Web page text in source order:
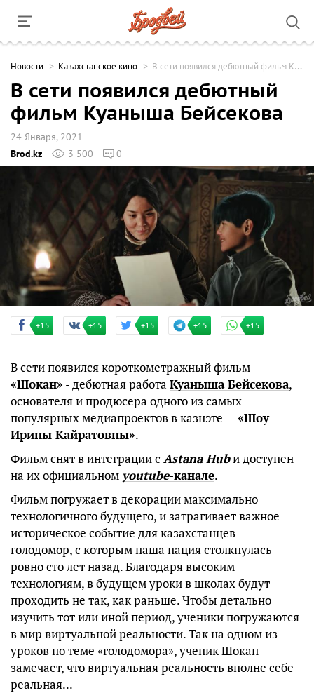
Новости Казахстанское кино В сети появился дебютный фильм Куаныша Бейсекова
В сети появился дебютный
фильм Куаныша Бейсекова
24 Января, 2021
Brod.kz
3 500 0
+15 +15 +15 +15 +15
В сети появился короткометражный фильм
«Шокан» - дебютная работа Куаныша Бейсекова,
основателя и продюсера одного из самых
популярных медиапроектов в казнэте —«Шоу
Ирины Кайратовны».
Фильм снят в интеграции с Astana Hubи доступен
на их официальном youtube-канале.
Фильм погружает в декорации максимально
технологичного будущего, и затрагивает важное
историческое событие для казахстанцев —
голодомор, с которым наша нация столкнулась
ровно сто лет назад. Благодаря высоким
технологиям, в будущем уроки в школах будут
проходить не так, как раньше. Чтобы детально
изучить тот или иной период, ученики погружаются
в мир виртуальной реальности. Так на одном из
уроков по теме «голодомора», ученик Шокан
замечает, что виртуальная реальность вполне себе
реальная...